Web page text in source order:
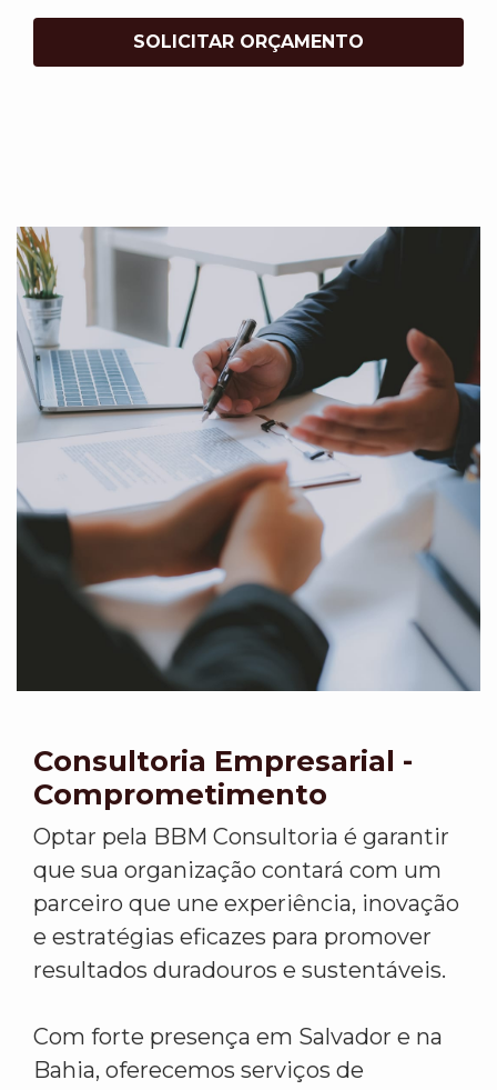
SOLICITAR ORÇAMENTO
Consultoria Empresarial -
Comprometimento
Optar pela BBM Consultoria é garantir
que sua organização contará com um
parceiro que une experiência, inovação
e estratégias eficazes para promover
resultados duradouros e sustentáveis.
Com forte presença em Salvador e na
Bahia, oferecemos serviços de